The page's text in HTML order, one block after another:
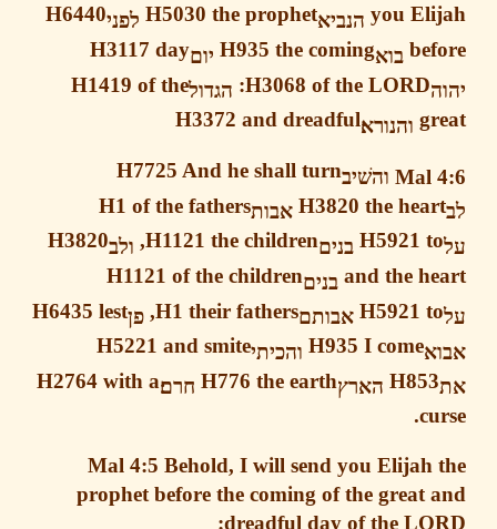
you הנביא H5030the prophet לפניH6440
בוא H935the coming יום H3117 day
H3068of the LORD: הגדול H1419of the
והנורא׃ H3372and dreadful
Mal והשׁיבH7725 And he shall turn
H3820 the אבותH1 of the fathers
H5921 בניםH1121 the children, ולבH3820
and the בנים H1121of the children
H5921 אבותם H1their fathers, פן H6435lest
H935I come והכיתי H5221and smite
הארץ H776the earth חרם׃ H2764with a
Mal 4:5Behold,I will send you Elijah
prophet before the coming of the great
dreadful day of the